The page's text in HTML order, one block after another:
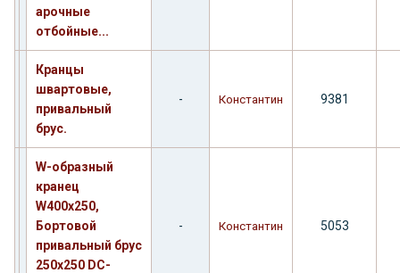
арочные
отбойные...
Кранцы
швартовые,
привальный
брус.
- Константин 9381
W-образный
кранец
W400х250,
Бортовой
привальный брус
250х250 DC-
- Константин 5053